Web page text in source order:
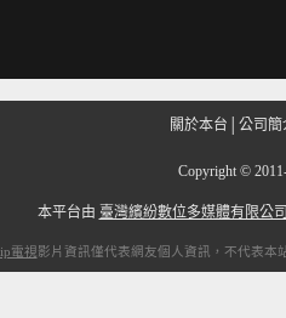
關於本台 公司簡
Copyright ©
本平台由 臺灣繽紛數位多媒體有限公
ip電視影片資訊僅代表網友個人資訊，不代表本